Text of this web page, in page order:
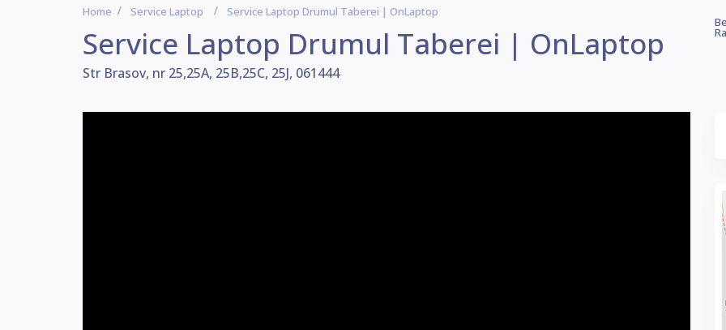
Home Service Laptop Service Laptop Drumul Taberei | OnLaptop
Service Laptop Drumul Taberei | OnLaptop
Str Brasov, nr 25,25A, 25B,25C, 25J, 061444